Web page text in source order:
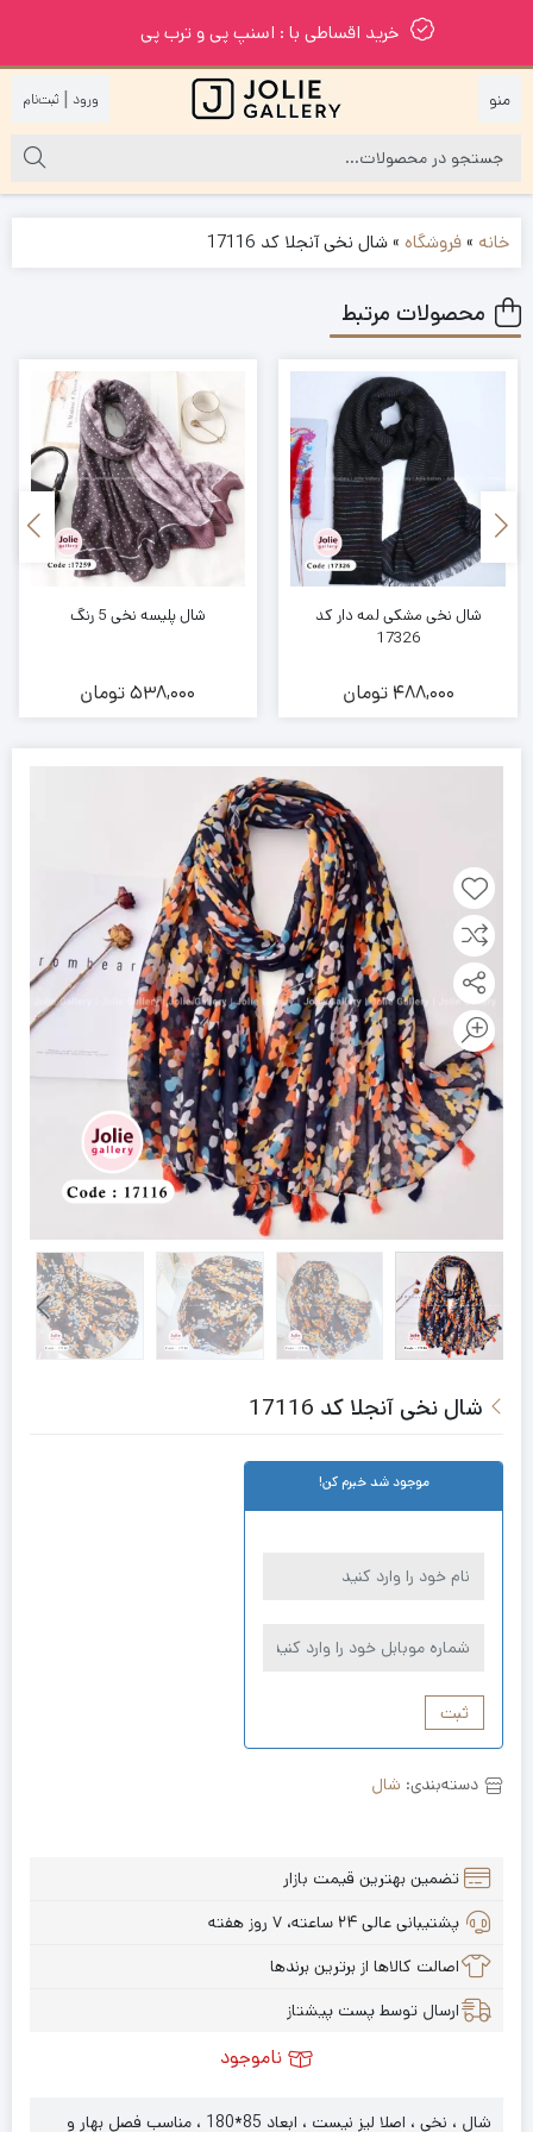
خرید اقساطی با : اسنپ پی و ترب پی
|
خانه »فروشگاه »شال نخی آنجلا کد 17116
محصولات مرتبط
شال نخی مشکی لمه دار کد
17326
488,000 تومان
شال پلیسه نخی 5 رنگ
538,000تومان
شال نخی آنجلا کد 17116
موجود شد خبرم کن!
ثبت
دسته‌بندی: شال
تضمین بهترین قیمت بازار
پشتیبانی عالی ۲۴ ساعته، ۷ روز هفته
اصالت کالاها از برترین برندها
ارسال توسط پست پیشتاز
ناموجود
شال ، نخی ، اصلا لیز نیست ، ابعاد 85*180 ، مناسب فصل بهار و